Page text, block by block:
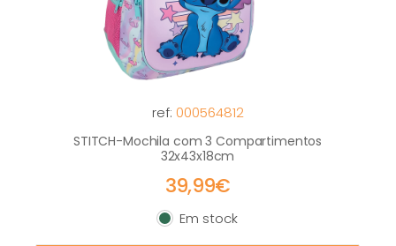
ref: 000564812
STITCH-Mochila com 3 Compartimentos
32x43x18cm
39,99€
Em stock
Em stock